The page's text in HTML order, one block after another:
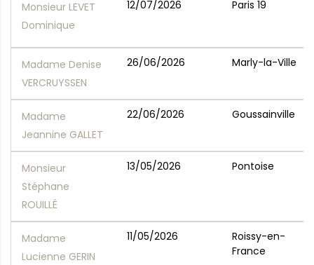
Monsieur LEVET
Dominique
12/07/2026 Paris 19
Madame Denise
VERCRUYSSEN
26/06/2026 Marly-la-Ville
Madame
Jeannine GALLET
22/06/2026 Goussainville
Monsieur
Stéphane
ROUILLÉ
13/05/2026 Pontoise
Madame
Lucienne GERIN
11/05/2026
Roissy-en-
France